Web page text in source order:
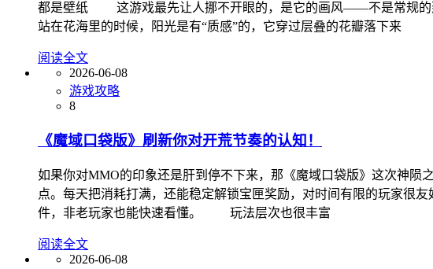
都是壁纸 这游戏最先让人挪不开眼的，是它的画风——不是常规的建
站在花海里的时候，阳光是有“质感”的，它穿过层叠的花瓣落下来
阅读全文
2026-06-08
游戏攻略
8
《魔域口袋版》​刷新你对开荒节奏的认知！
如果你对MMO的印象还是肝到停不下来，那《魔域口袋版》这次神
点。每天把消耗打满，还能稳定解锁宝匣奖励，对时间有限的玩家
件，非老玩家也能快速看懂。 玩法层次也很丰富
阅读全文
2026-06-08